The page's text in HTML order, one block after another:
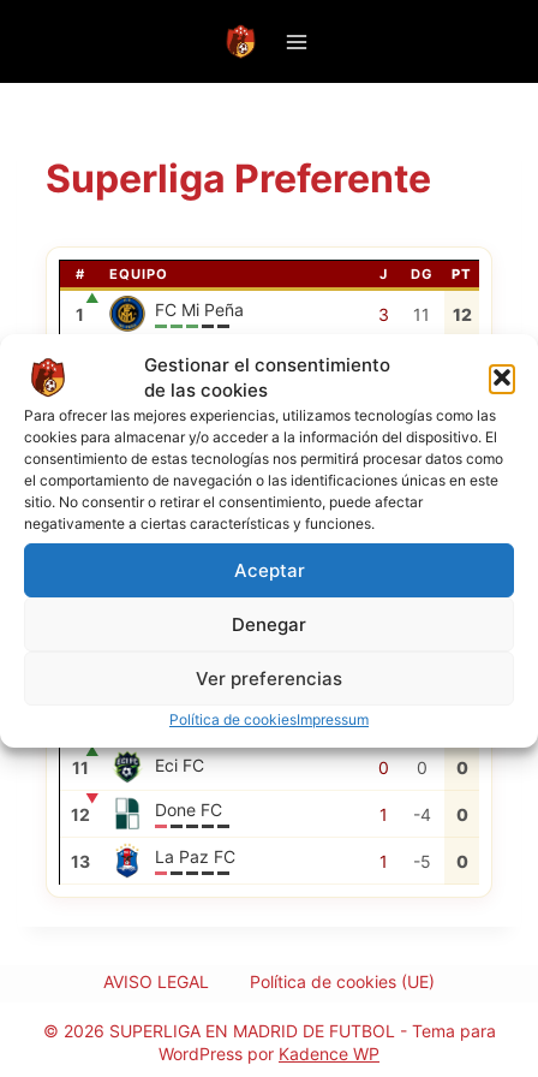
Gestionar el consentimiento
de las cookies
Para ofrecer las mejores experiencias, utilizamos tecnologías como las
cookies para almacenar y/o acceder a la información del dispositivo. El
consentimiento de estas tecnologías nos permitirá procesar datos como
el comportamiento de navegación o las identificaciones únicas en este
sitio. No consentir o retirar el consentimiento, puede afectar
negativamente a ciertas características y funciones.
Aceptar
Denegar
Ver preferencias
Política de cookiesImpressum
Superliga Preferente
# EQUIPO J DG PT
1
▲
FC Mi Peña 3 11 12
Titanes FC 4
3 Red Falcons FC 5 7 10
4 MH Borussia FC 3 3 6
5 Mentriguayos FC 3 2
6 Sport Geco 2 -1 3
7 4 -8
2
Union FC
Aston Birra
11
▲
Eci FC 0 0 0
12
▼
Done FC 1 -4 0
13 La Paz FC 1 -5 0
AVISO LEGAL Política de cookies (UE)
© 2026 SUPERLIGA EN MADRID DE FUTBOL - Tema para
WordPress por Kadence WP